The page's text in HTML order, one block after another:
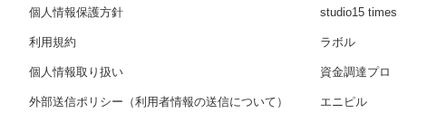
個人情報保護方針
利用規約
個人情報取り扱い
外部送信ポリシー（利用者情報の送信について）
studio15 times
ラボル
資金調達プロ
エニピル